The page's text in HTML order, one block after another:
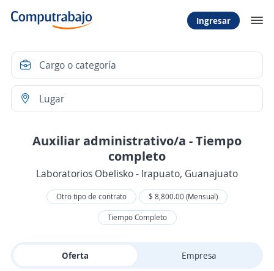
Ingresar
Auxiliar administrativo/a - Tiempo
completo
Laboratorios Obelisko - Irapuato, Guanajuato
Otro tipo de contrato
$ 8,800.00 (Mensual)
Tiempo Completo
Oferta Empresa